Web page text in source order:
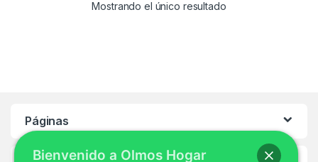
Mostrando el único resultado
Páginas
Bienvenido a Olmos Hogar